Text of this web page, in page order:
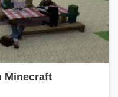
Minecraft